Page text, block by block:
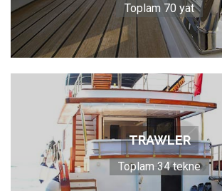
Toplam 70 yat
TRAWLER
Toplam 34 tekne